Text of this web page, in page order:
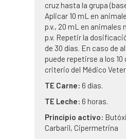
cruz hasta la grupa
Aplicar 10 mL en
p.v., 20 mL en animales
p.v. Repetir la
de 30 días. En caso de
puede repetirse a los 10
criterio del Médico
TE Carne:6 días.
TE Leche:6 horas.
Principio activo:
Carbaril, Cipermetrina